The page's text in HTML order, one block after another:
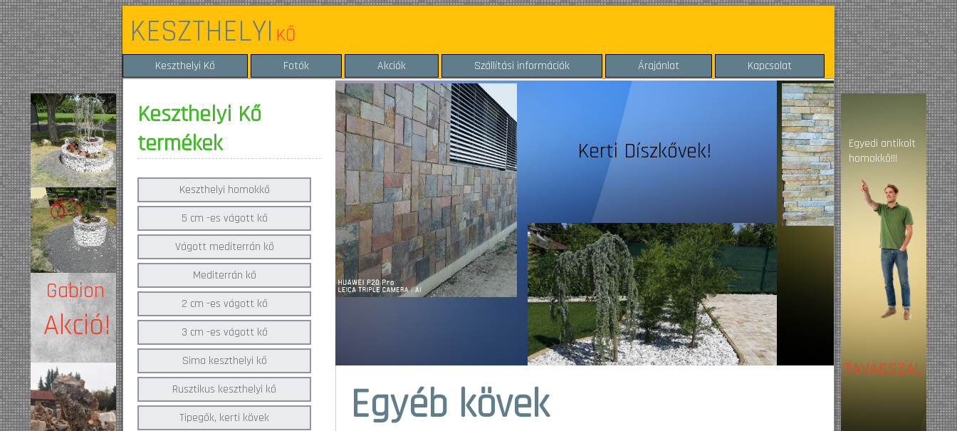
KESZTHELYI KŐ
Keszthelyi Kő Fotók Akciók Szállítási információk Árajánlat Kapcsolat
Keszthelyi Kő
termékek
Keszthelyi homokkő
5 cm -es vágott kő
Vágott mediterrán kő
Mediterrán kő
2 cm -es vágott kő
3 cm -es vágott kő
Sima keszthelyi kő
Rusztikus keszthelyi kő
Tipegők, kerti kövek
Gabion
Akció!
Egyedi antikolt
homokkő!!!
TAVASSZAL
Kerti Díszkővek!
Egyéb kövek